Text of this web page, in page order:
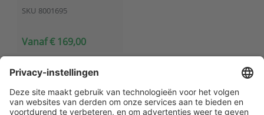
SKU 8001695
Vanaf € 169,00
Klantenservice